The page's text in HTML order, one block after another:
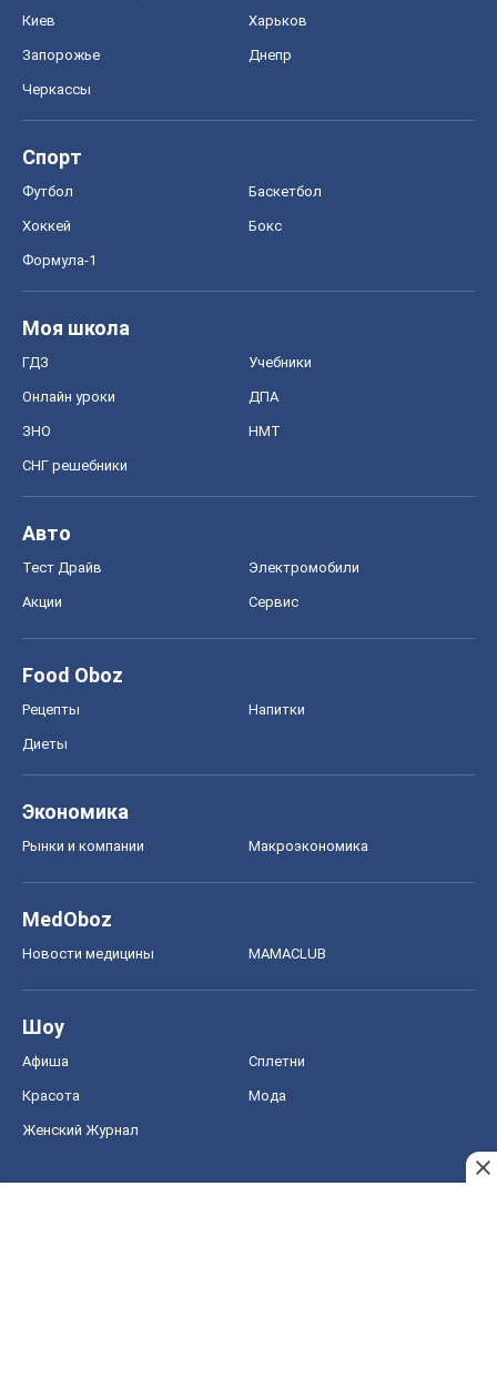
Киев Харьков
Запорожье Днепр
Черкассы
Спорт
Футбол Баскетбол
Хоккей Бокс
Формула-1
Моя школа
ГДЗ Учебники
Онлайн уроки ДПА
ЗНО НМТ
СНГ решебники
Авто
Тест Драйв Электромобили
Акции Сервис
Food Oboz
Рецепты Напитки
Диеты
Экономика
Рынки и компании Mакроэкономика
MedOboz
Новости медицины MAMACLUB
Шоу
Афиша Сплетни
Красота Мода
Женский Журнал